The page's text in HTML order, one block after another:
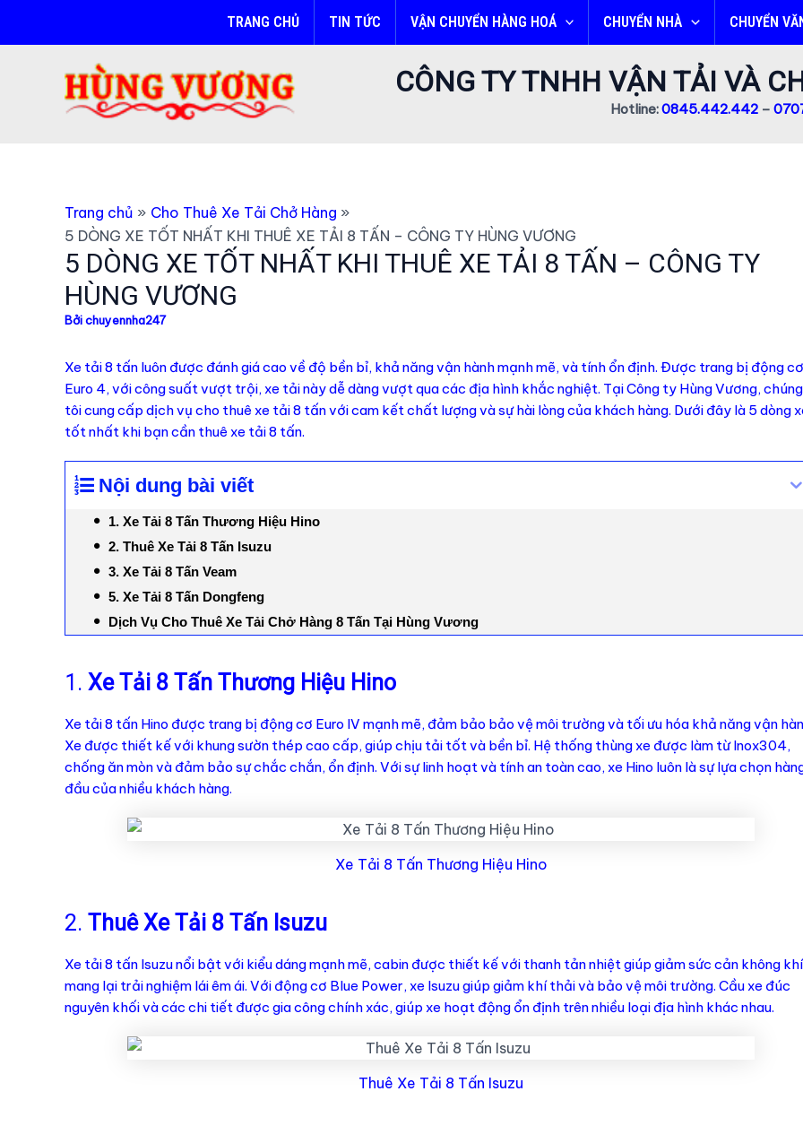
TRANG CHỦ TIN TỨC VẬN CHUYỂN HÀNG HOÁ CHUYỂN NHÀ CHUYỂN
CÔNG TY TNHH VẬN TẢI VÀ
Hotline:0845.442.442–
Trang chủ
Cho Thuê Xe Tải Chở Hàng
5 DÒNG XE TỐT NHẤT KHI THUÊ XE TẢI 8 TẤN – CÔNG TY HÙNG VƯƠNG
5 DÒNG XE TỐT NHẤT KHI THUÊ XE TẢI 8 TẤN – CÔNG TY
HÙNG VƯƠNG
Bởichuyennha247
Xe tải 8 tấn luôn được đánh giá cao về độ bền bỉ, khả năng vận hành mạnh mẽ, và tính ổn định. Được trang bị động cơ
Euro 4, với công suất vượt trội, xe tải này dễ dàng vượt qua các địa hình khắc nghiệt. Tại Công ty Hùng Vương, chúng
tôi cung cấp dịch vụ cho thuê xe tải 8 tấn với cam kết chất lượng và sự hài lòng của khách hàng. Dưới đây là 5 dòng
tốt nhất khi bạn cần thuê xe tải 8 tấn.
Nội dung bài viết
1. Xe Tải 8 Tấn Thương Hiệu Hino
2. Thuê Xe Tải 8 Tấn Isuzu
3. Xe Tải 8 Tấn Veam
5. Xe Tải 8 Tấn Dongfeng
Dịch Vụ Cho Thuê Xe Tải Chở Hàng 8 Tấn Tại Hùng Vương
1. Xe Tải 8 Tấn Thương Hiệu Hino
Xe tải 8 tấn Hino được trang bị động cơ Euro IV mạnh mẽ, đảm bảo bảo vệ môi trường và tối ưu hóa khả năng vận
Xe được thiết kế với khung sườn thép cao cấp, giúp chịu tải tốt và bền bỉ. Hệ thống thùng xe được làm từ Inox304,
chống ăn mòn và đảm bảo sự chắc chắn, ổn định. Với sự linh hoạt và tính an toàn cao, xe Hino luôn là sự lựa chọn
đầu của nhiều khách hàng.
Xe Tải 8 Tấn Thương Hiệu Hino
2. Thuê Xe Tải 8 Tấn Isuzu
Xe tải 8 tấn Isuzu nổi bật với kiểu dáng mạnh mẽ, cabin được thiết kế với thanh tản nhiệt giúp giảm sức cản không
mang lại trải nghiệm lái êm ái. Với động cơ Blue Power, xe Isuzu giúp giảm khí thải và bảo vệ môi trường. Cầu xe đúc
nguyên khối và các chi tiết được gia công chính xác, giúp xe hoạt động ổn định trên nhiều loại địa hình khác nhau.
Thuê Xe Tải 8 Tấn Isuzu